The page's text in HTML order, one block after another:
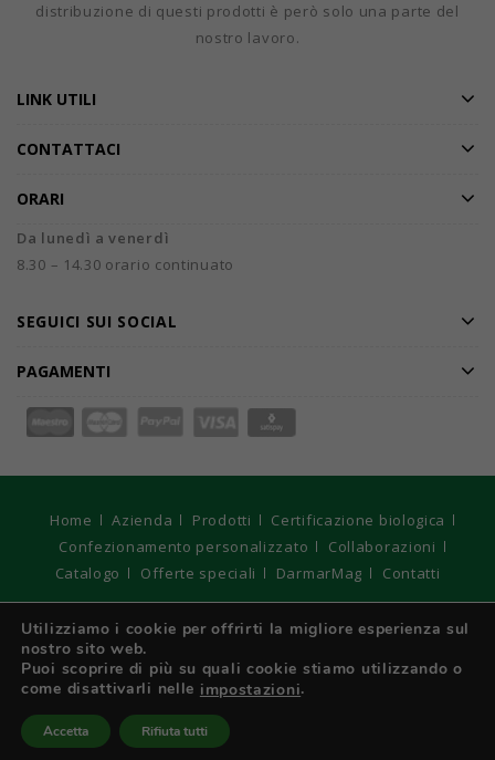
distribuzione di questi prodotti è però solo una parte del
nostro lavoro.
LINK UTILI
CONTATTACI
ORARI
Da lunedì a venerdì
8.30 – 14.30 orario continuato
SEGUICI SUI SOCIAL
PAGAMENTI
Home Azienda Prodotti
Certificazione biologica
Confezionamento personalizzato
Collaborazioni
Catalogo
Offerte speciali DarmarMag
Contatti
Torino, C.F e P. IVA: IT 01970210017 - Capitale sociale € 10.400
interamente versato. Strategie Digitali Innovea
Utilizziamo i cookie per offrirti la migliore esperienza sul
nostro sito web.
Puoi scoprire di più su quali cookie stiamo utilizzando o
come disattivarli nelle impostazioni.
Accetta Rifiuta tutti Italiano